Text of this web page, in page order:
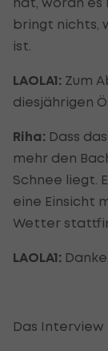
bringt nichts,
ist.
LAOLA1: Zum
diesjährigen
Riha: Dass
mehr den
Schnee liegt.
eine Einsicht
Wetter
LAOLA1:
Das